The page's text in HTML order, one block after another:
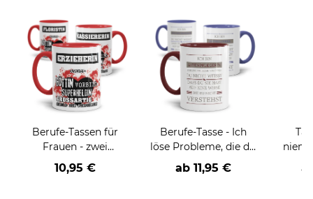
Berufe-Tassen für
Frauen - zwei
Farbvarianten
10,95 €
Berufe-Tasse - Ich
löse Probleme, die du
nicht verstehst -
verschiedene Berufe
ab 11,95 €